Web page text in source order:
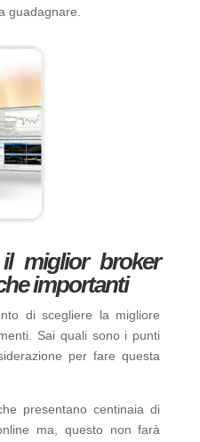
guadagnare.
miglior broker
importanti
di scegliere la migliore
Sai quali sono i punti
per fare questa
presentano centinaia di
ma, questo non farà